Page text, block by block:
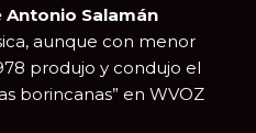
Antonio Salamán
aunque con menor
produjo y condujo el
borincanas” en WVOZ